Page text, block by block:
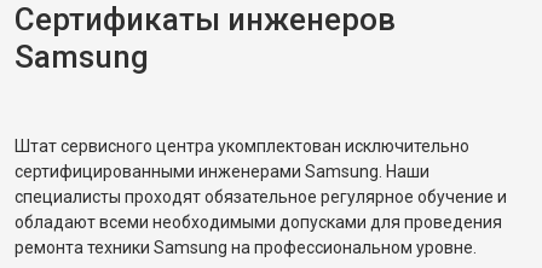
Сертификаты инженеров
Samsung
Штат сервисного центра укомплектован исключительно
сертифицированными инженерами Samsung. Наши
специалисты проходят обязательное регулярное обучение и
обладают всеми необходимыми допусками для проведения
ремонта техники Samsung на профессиональном уровне.